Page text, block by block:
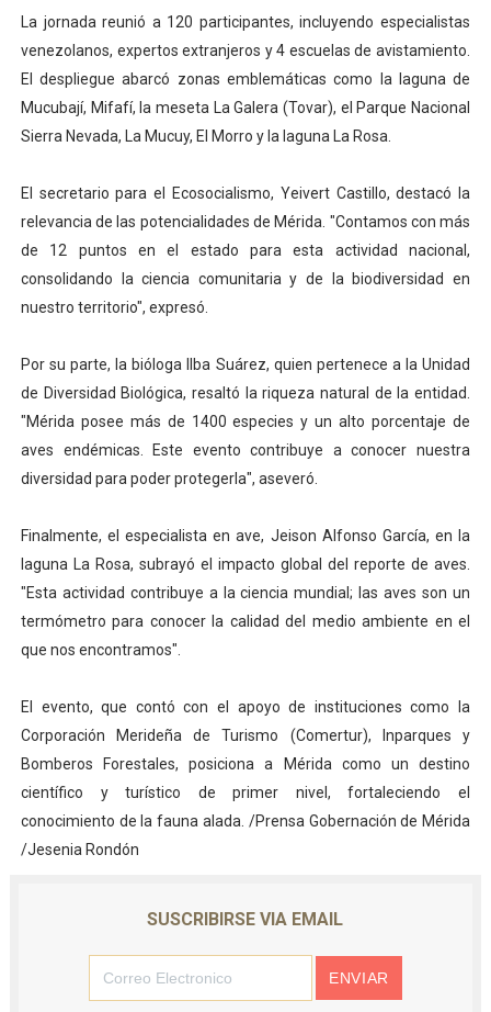
Iniciación al yoga reúne a diversos clubes deportivos
Mincomunas impulsa el autogobierno en Mérida con
Expertos inspeccionan espacios del OAN para la
La jornada reunió a 120 participantes, incluyendo especialistas
venezolanos, expertos extranjeros y 4 escuelas de avistamiento.
El despliegue abarcó zonas emblemáticas como la laguna de
Mucubají, Mifafí, la meseta La Galera (Tovar), el Parque Nacional
Sierra Nevada, La Mucuy, El Morro y la laguna La Rosa.
El secretario para el Ecosocialismo, Yeivert Castillo, destacó la
relevancia de las potencialidades de Mérida. "Contamos con más
de 12 puntos en el estado para esta actividad nacional,
consolidando la ciencia comunitaria y de la biodiversidad en
nuestro territorio", expresó.
Por su parte, la bióloga Ilba Suárez, quien pertenece a la Unidad
de Diversidad Biológica, resaltó la riqueza natural de la entidad.
"Mérida posee más de 1400 especies y un alto porcentaje de
aves endémicas. Este evento contribuye a conocer nuestra
diversidad para poder protegerla", aseveró.
Finalmente, el especialista en ave, Jeison Alfonso García, en la
laguna La Rosa, subrayó el impacto global del reporte de aves.
"Esta actividad contribuye a la ciencia mundial; las aves son un
termómetro para conocer la calidad del medio ambiente en el
que nos encontramos".
El evento, que contó con el apoyo de instituciones como la
Corporación Merideña de Turismo (Comertur), Inparques y
Bomberos Forestales, posiciona a Mérida como un destino
científico y turístico de primer nivel, fortaleciendo el
conocimiento de la fauna alada. /Prensa Gobernación de Mérida
/Jesenia Rondón
SUSCRIBIRSE VIA EMAIL